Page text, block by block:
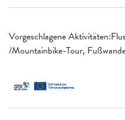
Vorgeschlagene
/Mountainbike-Tour,